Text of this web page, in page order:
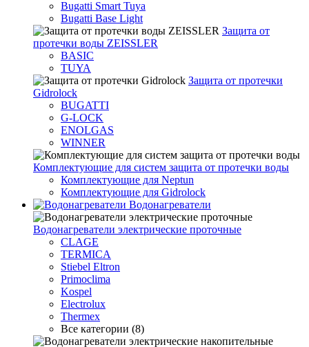
Bugatti Smart Tuya
Bugatti Base Light
Защита от
протечки воды ZEISSLER
BASIC
TUYA
Защита от протечки
Gidrolock
BUGATTI
G-LOCK
ENOLGAS
WINNER
Комплектующие для систем защита от протечки воды
Комплектующие для Neptun
Комплектующие для Gidrolock
Водонагреватели
Водонагреватeли электрические проточные
CLAGE
TERMICA
Stiebel Eltron
Primoclima
Kospel
Electrolux
Thermex
Все категории (8)